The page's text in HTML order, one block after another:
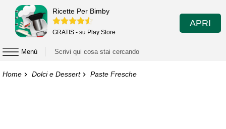
Ricette Per Bimby
GRATIS - su Play Store
APRI
Menù
Home Dolci e Dessert Paste Fresche